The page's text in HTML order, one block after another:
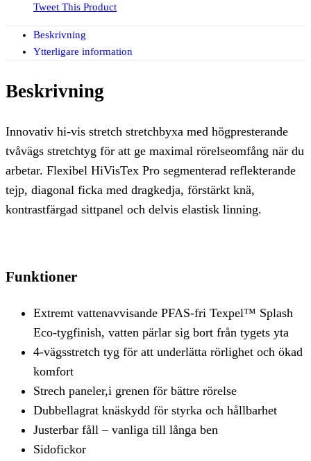
Tweet This Product
Beskrivning
Ytterligare information
Beskrivning
Innovativ hi-vis stretch stretchbyxa med högpresterande
tvåvägs stretchtyg för att ge maximal rörelseomfång när du
arbetar. Flexibel HiVisTex Pro segmenterad reflekterande
tejp, diagonal ficka med dragkedja, förstärkt knä,
kontrastfärgad sittpanel och delvis elastisk linning.
Funktioner
Extremt vattenavvisande PFAS-fri Texpel™ Splash
Eco-tygfinish, vatten pärlar sig bort från tygets yta
4-vägsstretch tyg för att underlätta rörlighet och ökad
komfort
Strech paneler,i grenen för bättre rörelse
Dubbellagrat knäskydd för styrka och hållbarhet
Justerbar fåll – vanliga till långa ben
Sidofickor